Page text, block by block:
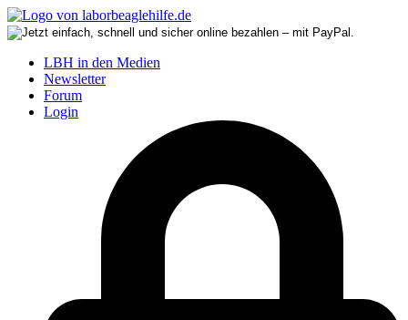
LBH in den Medien
Newsletter
Forum
Login